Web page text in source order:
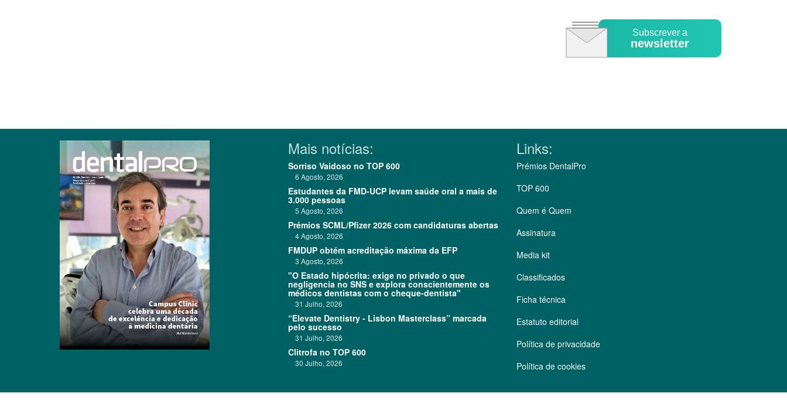
Subscrever a
newsletter
Clique para ler
Mais notícias:
Sorriso Vaidoso no TOP 600
6 Agosto, 2026
Estudantes da FMD-UCP levam saúde oral a mais de
3.000 pessoas
5 Agosto, 2026
Prémios SCML/Pfizer 2026 com candidaturas abertas
4 Agosto, 2026
FMDUP obtém acreditação máxima da EFP
3 Agosto, 2026
"O Estado hipócrita: exige no privado o que
negligencia no SNS e explora conscientemente os
médicos dentistas com o cheque-dentista"
31 Julho, 2026
“Elevate Dentistry - Lisbon Masterclass” marcada
pelo sucesso
31 Julho, 2026
Clitrofa no TOP 600
30 Julho, 2026
Links:
Prémios DentalPro
TOP 600
Quem é Quem
Assinatura
Media kit
Classificados
Ficha técnica
Estatuto editorial
Política de privacidade
Política de cookies